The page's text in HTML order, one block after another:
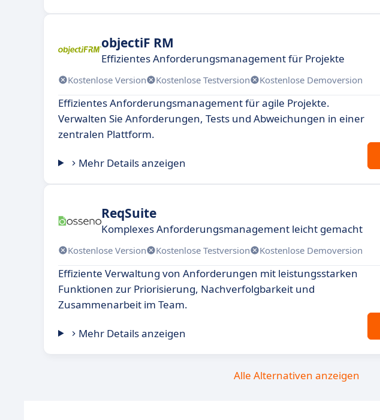
objectiF RM
Effizientes Anforderungsmanagement für Projekte
Kostenlose Version Kostenlose Testversion Kostenlose Demoversion
Effizientes Anforderungsmanagement für agile Projekte.
Verwalten Sie Anforderungen, Tests und Abweichungen in einer
zentralen Plattform.
Mehr Details anzeigen
ReqSuite
Komplexes Anforderungsmanagement leicht gemacht
Kostenlose Version Kostenlose Testversion Kostenlose Demoversion
Effiziente Verwaltung von Anforderungen mit leistungsstarken
Funktionen zur Priorisierung, Nachverfolgbarkeit und
Zusammenarbeit im Team.
Mehr Details anzeigen
Alle Alternativen anzeigen